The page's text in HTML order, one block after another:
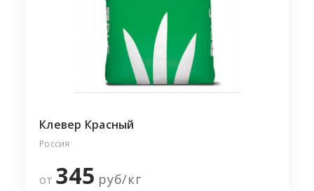
Клевер Красный
Россия
от 345 руб/кг